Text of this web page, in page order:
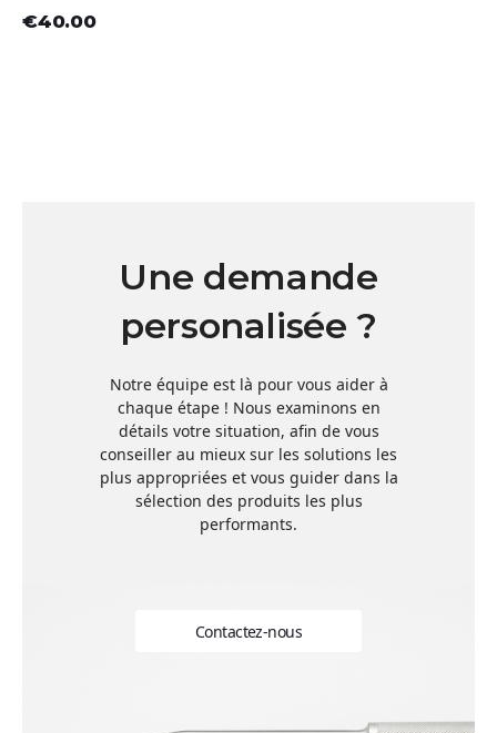
€40.00
Une demande
personalisée ?
Notre équipe est là pour vous aider à
chaque étape ! Nous examinons en
détails votre situation, afin de vous
conseiller au mieux sur les solutions les
plus appropriées et vous guider dans la
sélection des produits les plus
performants.
Contactez-nous